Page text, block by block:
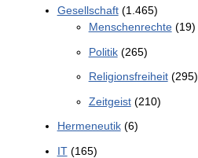
Gesellschaft(1.465)
Menschenrechte(19)
Politik(265)
Religionsfreiheit(295)
Zeitgeist(210)
Hermeneutik(6)
IT(165)